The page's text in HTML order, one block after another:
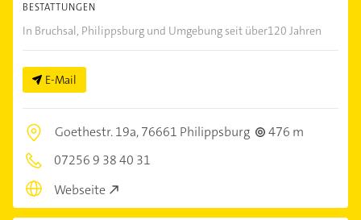
BESTATTUNGEN
In Bruchsal, Philippsburg und Umgebung seit über120 Jahren
E-Mail
Goethestr. 19a,76661 Philippsburg
476 m
07256 9 38 40 31
Webseite